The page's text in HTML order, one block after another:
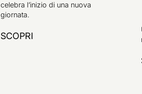
celebra l’inizio di una nuova
giornata.
SCOPRI